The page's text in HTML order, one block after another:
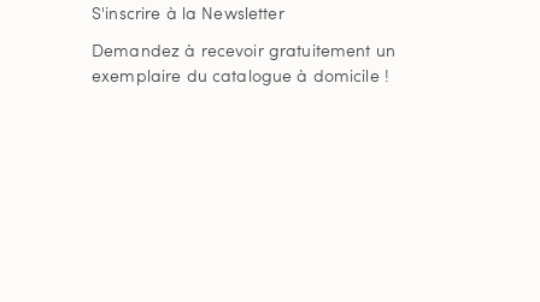
S'inscrire à la Newsletter
Demandez à recevoir gratuitement un
exemplaire du catalogue à domicile !